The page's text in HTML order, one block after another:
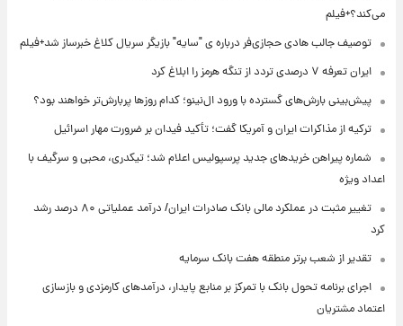
می‌کند؟+فیلم
توصیف جالب هادی حجازی‌فر درباره ی "سایه" بازیگر سریال کلاغ خبرساز شد+فیلم
ایران تعرفه ۷ درصدی تردد از تنگه هرمز را ابلاغ کرد
پیش‌بینی بارش‌های گسترده با ورود ال‌نینو؛ کدام روزها پربارش‌تر خواهند بود؟
ترکیه از مذاکرات ایران و آمریکا گفت؛ تأکید فیدان بر ضرورت مهار اسرائیل
شماره پیراهن خریدهای جدید پرسپولیس اعلام شد؛ تیکدری، محبی و سرگیف با
اعداد ویژه
تغییر مثبت در عملکرد مالی بانک صادرات ایران/ درآمد عملیاتی ۸۰ درصد رشد
کرد
تقدیر از شعب برتر منطقه هفت بانک سرمایه
اجرای برنامه تحول بانک با تمرکز بر منابع پایدار، درآمدهای کارمزدی و بازسازی
اعتماد مشتریان